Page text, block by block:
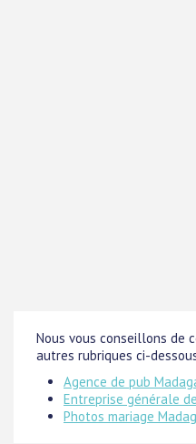
Nous vous conseillons de
autres rubriques ci-
Agence de pub
Entreprise générale
Photos mariage